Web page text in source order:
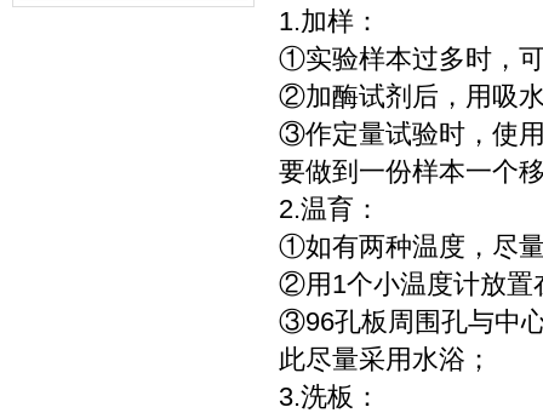
1.加样：
①实验样本过多时，
②加酶试剂后，用吸
③作定量试验时，使
要做到一份样本一个
2.温育：
①如有两种温度，尽
②用1个小温度计放置
③96孔板周围孔与中
此尽量采用水浴；
3.洗板：